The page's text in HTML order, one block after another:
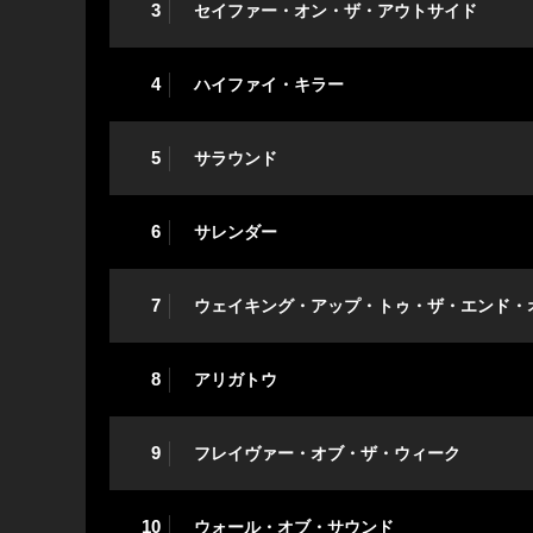
3 セイファー・オン・ザ・アウトサイド
4 ハイファイ・キラー
5 サラウンド
6 サレンダー
7 ウェイキング・アップ・トゥ・ザ・エンド・
8 アリガトウ
9 フレイヴァー・オブ・ザ・ウィーク
10 ウォール・オブ・サウンド